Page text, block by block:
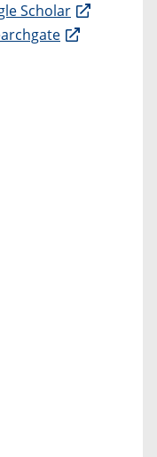
Scholar